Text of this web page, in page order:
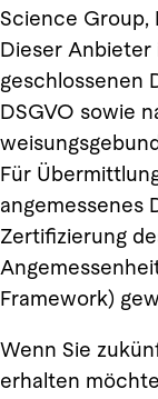
Science Group,
Dieser
geschlossenen
DSGVO sowie
Für
angemessenes
Zertifizierung
Framework)
Wenn Sie
erhalten